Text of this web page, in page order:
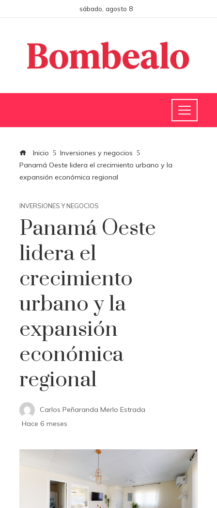
sábado, agosto 8
Inicio
Inversiones y negocios
Panamá Oeste lidera el crecimiento urbano y la
expansión económica regional
INVERSIONES Y NEGOCIOS
Panamá Oeste
lidera el
crecimiento
urbano y la
expansión
económica
regional
Carlos Peñaranda Merlo Estrada
Hace 6 meses